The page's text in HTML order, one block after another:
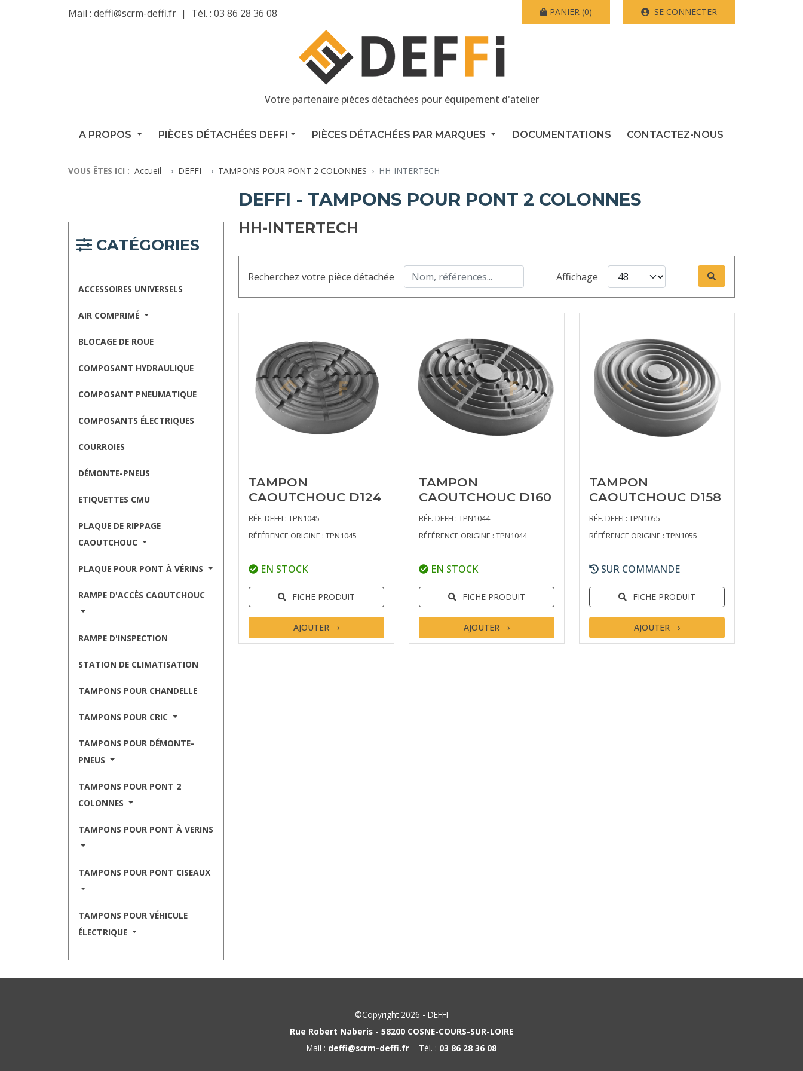
Mail : deffi@scrm-deffi.fr Tél. : 03 86 28 36 08 PANIER (0) SE CONNECTER
Votre partenaire pièces détachées pour équipement d'atelier
A PROPOS PIÈCES DÉTACHÉES DEFFI PIÈCES DÉTACHÉES PAR MARQUES DOCUMENTATIONS CONTACTEZ-NOUS
VOUS ÊTES ICI : Accueil DEFFI TAMPONS POUR PONT 2 COLONNES HH-INTERTECH
CATÉGORIES
ACCESSOIRES UNIVERSELS
AIR COMPRIMÉ
BLOCAGE DE ROUE
COMPOSANT HYDRAULIQUE
COMPOSANT PNEUMATIQUE
COMPOSANTS ÉLECTRIQUES
COURROIES
DÉMONTE-PNEUS
ETIQUETTES CMU
PLAQUE DE RIPPAGE
CAOUTCHOUC
PLAQUE POUR PONT À VÉRINS
RAMPE D'ACCÈS CAOUTCHOUC
RAMPE D'INSPECTION
STATION DE CLIMATISATION
TAMPONS POUR CHANDELLE
TAMPONS POUR CRIC
TAMPONS POUR DÉMONTE-
PNEUS
TAMPONS POUR PONT 2
COLONNES
TAMPONS POUR PONT À VERINS
TAMPONS POUR PONT CISEAUX
TAMPONS POUR VÉHICULE
ÉLECTRIQUE
DEFFI - TAMPONS POUR PONT 2 COLONNES
HH-INTERTECH
Recherchez votre pièce détachée Affichage
TAMPON
CAOUTCHOUC D124
RÉF. DEFFI : TPN1045
RÉFÉRENCE ORIGINE : TPN1045
EN STOCK
FICHE PRODUIT
AJOUTER
TAMPON
CAOUTCHOUC D160
RÉF. DEFFI : TPN1044
RÉFÉRENCE ORIGINE : TPN1044
EN STOCK
FICHE PRODUIT
AJOUTER
TAMPON
CAOUTCHOUC D158
RÉF. DEFFI : TPN1055
RÉFÉRENCE ORIGINE : TPN1055
SUR COMMANDE
FICHE PRODUIT
AJOUTER
©Copyright 2026 - DEFFI
Rue Robert Naberis - 58200 COSNE-COURS-SUR-LOIRE
Mail : deffi@scrm-deffi.fr Tél. : 03 86 28 36 08